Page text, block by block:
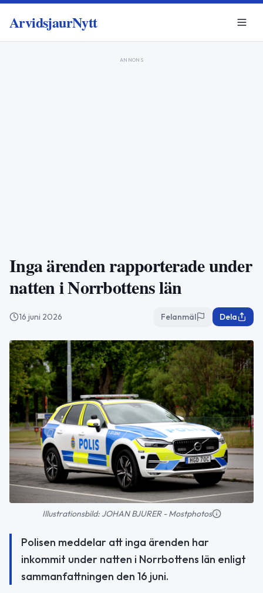
ArvidsjaurNytt
ANNONS
Inga ärenden rapporterade under
natten i Norrbottens län
16 juni 2026 Felanmäl Dela
Illustrationsbild: JOHAN BJURER - Mostphotos
Polisen meddelar att inga ärenden har
inkommit under natten i Norrbottens län enligt
sammanfattningen den 16 juni.